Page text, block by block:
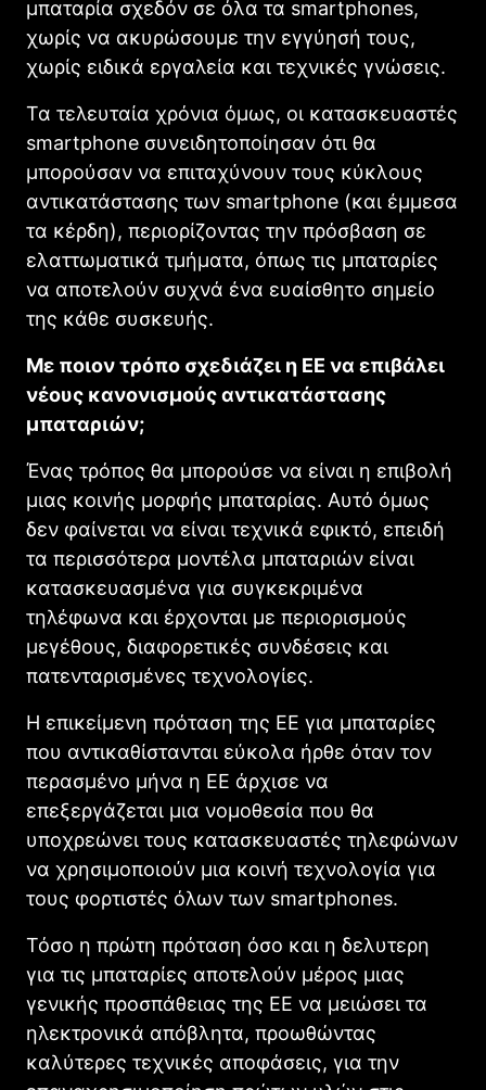
μπαταρία σχεδόν σε όλα τα smartphones,
χωρίς να ακυρώσουμε την εγγύησή τους,
χωρίς ειδικά εργαλεία και τεχνικές γνώσεις.
Τα τελευταία χρόνια όμως, οι κατασκευαστές
smartphone συνειδητοποίησαν ότι θα
μπορούσαν να επιταχύνουν τους κύκλους
αντικατάστασης των smartphone (και έμμεσα
τα κέρδη), περιορίζοντας την πρόσβαση σε
ελαττωματικά τμήματα, όπως τις μπαταρίες
να αποτελούν συχνά ένα ευαίσθητο σημείο
της κάθε συσκευής.
Με ποιον τρόπο σχεδιάζει η ΕΕ να επιβάλει
νέους κανονισμούς αντικατάστασης
μπαταριών;
Ένας τρόπος θα μπορούσε να είναι η επιβολή
μιας κοινής μορφής μπαταρίας. Αυτό όμως
δεν φαίνεται να είναι τεχνικά εφικτό, επειδή
τα περισσότερα μοντέλα μπαταριών είναι
κατασκευασμένα για συγκεκριμένα
τηλέφωνα και έρχονται με περιορισμούς
μεγέθους, διαφορετικές συνδέσεις και
πατενταρισμένες τεχνολογίες.
Η επικείμενη πρόταση της ΕΕ για μπαταρίες
που αντικαθίστανται εύκολα ήρθε όταν τον
περασμένο μήνα η ΕΕ άρχισε να
επεξεργάζεται μια νομοθεσία που θα
υποχρεώνει τους κατασκευαστές τηλεφώνων
να χρησιμοποιούν μια κοινή τεχνολογία για
τους φορτιστές όλων των smartphones.
Τόσο η πρώτη πρόταση όσο και η δελυτερη
για τις μπαταρίες αποτελούν μέρος μιας
γενικής προσπάθειας της ΕΕ να μειώσει τα
ηλεκτρονικά απόβλητα, προωθώντας
καλύτερες τεχνικές αποφάσεις, για την